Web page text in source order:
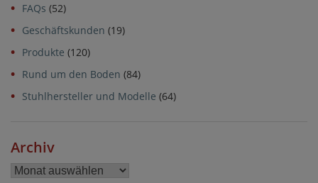
FAQs (52)
Geschäftskunden (19)
Produkte (120)
Rund um den Boden (84)
Stuhlhersteller und Modelle (64)
Archiv
Archiv